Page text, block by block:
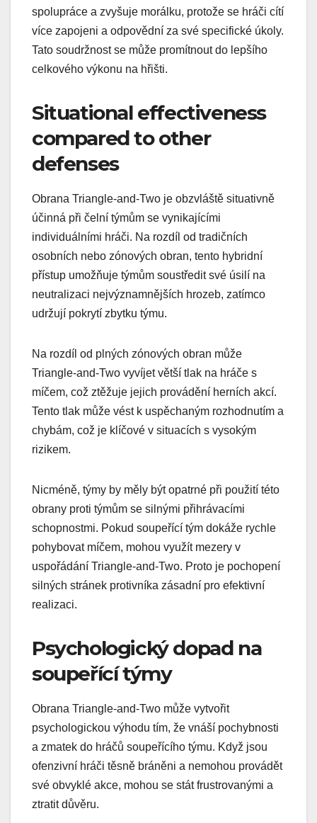
spolupráce a zvyšuje morálku, protože se hráči cítí
více zapojeni a odpovědní za své specifické úkoly.
Tato soudržnost se může promítnout do lepšího
celkového výkonu na hřišti.
Situational effectiveness
compared to other
defenses
Obrana Triangle-and-Two je obzvláště situativně
účinná při čelní týmům se vynikajícími
individuálními hráči. Na rozdíl od tradičních
osobních nebo zónových obran, tento hybridní
přístup umožňuje týmům soustředit své úsilí na
neutralizaci nejvýznamnějších hrozeb, zatímco
udržují pokrytí zbytku týmu.
Na rozdíl od plných zónových obran může
Triangle-and-Two vyvíjet větší tlak na hráče s
míčem, což ztěžuje jejich provádění herních akcí.
Tento tlak může vést k uspěchaným rozhodnutím a
chybám, což je klíčové v situacích s vysokým
rizikem.
Nicméně, týmy by měly být opatrné při použití této
obrany proti týmům se silnými přihrávacími
schopnostmi. Pokud soupeřící tým dokáže rychle
pohybovat míčem, mohou využít mezery v
uspořádání Triangle-and-Two. Proto je pochopení
silných stránek protivníka zásadní pro efektivní
realizaci.
Psychologický dopad na
soupeřící týmy
Obrana Triangle-and-Two může vytvořit
psychologickou výhodu tím, že vnáší pochybnosti
a zmatek do hráčů soupeřícího týmu. Když jsou
ofenzivní hráči těsně bráněni a nemohou provádět
své obvyklé akce, mohou se stát frustrovanými a
ztratit důvěru.